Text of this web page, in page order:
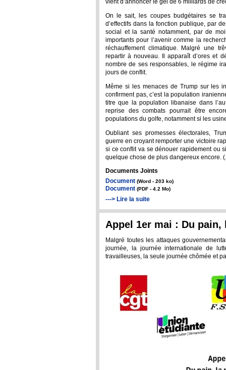
vient d’annoncer le gel de 6 milliards de
On le sait, les coupes budgétaires se
d’effectifs dans la fonction publique, par
social et la santé notamment, par de
importants pour l’avenir comme la
réchauffement climatique. Malgré une
repartir à nouveau. Il apparaît d’ores et
nombre de ses responsables, le régime
jours de conflit.
Même si les menaces de Trump sur les
confirment pas, c’est la population
titre que la population libanaise dans
reprise des combats pourrait être
populations du golfe, notamment si les
Oubliant ses promesses électorales,
guerre en croyant remporter une victoire
si ce conflit va se dénouer rapidement ou
quelque chose de plus dangereux encore.
Documents Joints
Document (Word - 203 ko)
Document (PDF - 4.2 Mo)
---> Lire la suite
Appel 1er mai : Du
Malgré toutes les attaques
journée, la journée internationale de
travailleuses, la seule journée chômée et